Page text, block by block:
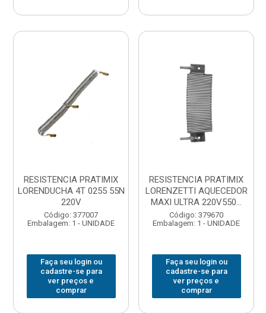
RESISTENCIA PRATIMIX
LORENDUCHA 4T 0255 55N
220V
Código: 377007
Embalagem: 1 - UNIDADE
Faça seu login ou
cadastre-se para
ver preços e
comprar
RESISTENCIA PRATIMIX
LORENZETTI AQUECEDOR
MAXI ULTRA 220V550...
Código: 379670
Embalagem: 1 - UNIDADE
Faça seu login ou
cadastre-se para
ver preços e
comprar